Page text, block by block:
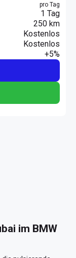
pro Tag
1 Tag
250 km
Kostenlos
Kostenlos
+5%
im BMW